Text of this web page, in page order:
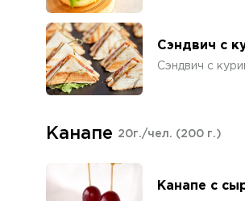
Сэндвич с
Сэндвич с
Канапе 20г./чел. (200 г.)
Канапе с